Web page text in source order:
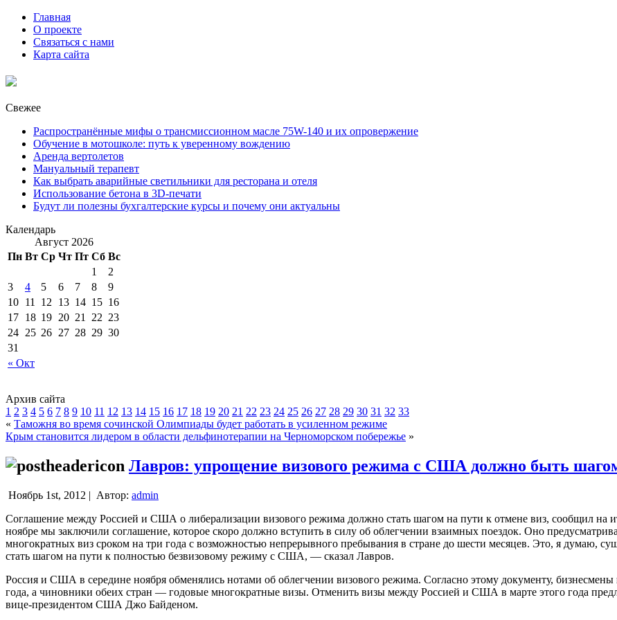
Главная
О проекте
Связаться с нами
Карта сайта
Свежее
Распространённые мифы о трансмиссионном масле 75W-140 и их опровержение
Обучение в мотошколе: путь к уверенному вождению
Аренда вертолетов
Мануальный терапевт
Как выбрать аварийные светильники для ресторана и отеля
Использование бетона в 3D-печати
Будут ли полезны бухгалтерские курсы и почему они актуальны
Календарь
Август 2026
Пн Вт Ср Чт Пт Сб Вс
« Окт
1
2
3
4 5 6 7 8
9
10 11 12 13 14 15 16
17 18 19 20 21 22 23
24 25 26 27 28 29 30
31
Архив сайта
1 2 3 4 5 6 7 8 9 10 11 12 13 14 15 16 17 18 19 20 21 22 23 24 25 26 27 28 29 30 31 32 33
« Таможня во время сочинской Олимпиады будет работать в усиленном режиме
Крым становится лидером в области дельфинотерапии на Черноморском побережье »
Лавров: упрощение визового режима с США должно быть
Ноябрь 1st, 2012 | Автор: admin
Соглашение между Россией и США о либерализации визового режима должно стать шагом на пути к отмене виз, сообщил
ноябре мы заключили соглашение, которое скоро должно вступить в силу об облегчении взаимных поездок. Оно
многократных виз сроком на три года с возможностью непрерывного пребывания в стране до шести месяцев. Это, я думаю,
стать шагом на пути к полностью безвизовому режиму с США, — сказал Лавров.
Россия и США в середине ноября обменялись нотами об облегчении визового режима. Согласно этому документу,
года, а чиновники обеих стран — годовые многократные визы. Отменить визы между Россией и США в марте этого года
вице-президентом США Джо Байденом.